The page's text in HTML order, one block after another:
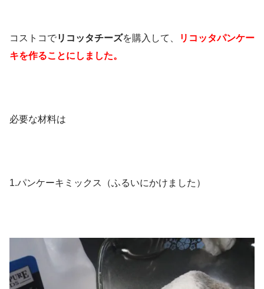
コストコでリコッタチーズを購入して、
リコッタパンケー
キを作ることにしました。
必要な材料は
1.パンケーキミックス（ふるいにかけました）